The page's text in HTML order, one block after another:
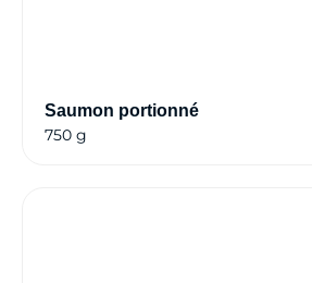
Saumon portionné
750 g